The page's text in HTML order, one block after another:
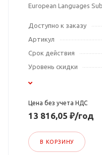
European Languages
Доступно к заказу
Артикул
Срок действия
Уровень скидки
Цена без учета НДС
13 816,05 ₽/год
В КОРЗИНУ